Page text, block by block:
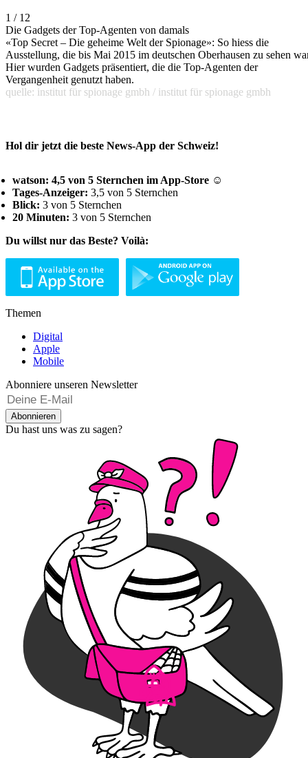
1 / 12
Die Gadgets der Top-Agenten von damals
«Top Secret – Die geheime Welt der Spionage»: So hiess die
Ausstellung, die bis Mai 2015 im deutschen Oberhausen zu sehen
Hier wurden Gadgets präsentiert, die die Top-Agenten der
Vergangenheit genutzt haben.
quelle: institut für spionage gmbh / institut für spionage gmbh
Hol dir jetzt die beste News-App der Schweiz!
watson: 4,5 von 5 Sternchen im App-Store ☺
Tages-Anzeiger: 3,5 von 5 Sternchen
Blick: 3 von 5 Sternchen
20 Minuten: 3 von 5 Sternchen
Du willst nur das Beste? Voilà:
Themen
Digital
Apple
Mobile
Abonniere unseren Newsletter
Abonnieren
Du hast uns was zu sagen?